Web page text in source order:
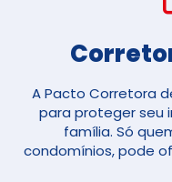
A Pacto Corretora
para proteger seu
família. Só
condomínios, pode